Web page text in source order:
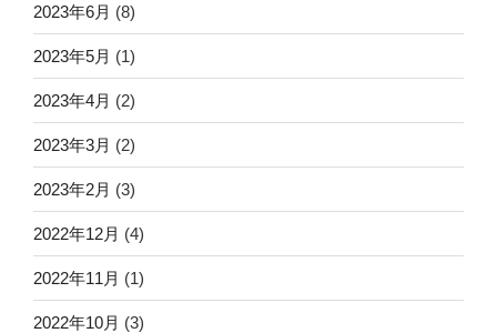
2023年6月 (8)
2023年5月 (1)
2023年4月 (2)
2023年3月 (2)
2023年2月 (3)
2022年12月 (4)
2022年11月 (1)
2022年10月 (3)